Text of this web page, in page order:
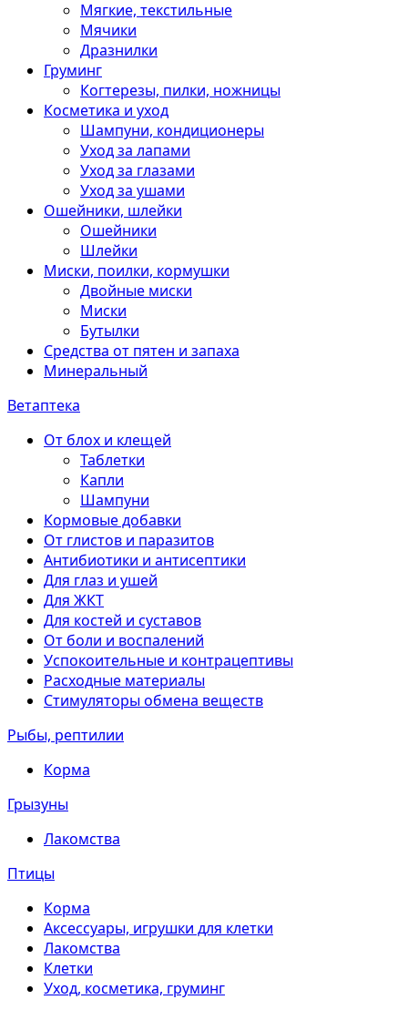
Мягкие, текстильные
Мячики
Дразнилки
Груминг
Когтерезы, пилки, ножницы
Косметика и уход
Шампуни, кондиционеры
Уход за лапами
Уход за глазами
Уход за ушами
Ошейники, шлейки
Ошейники
Шлейки
Миски, поилки, кормушки
Двойные миски
Миски
Бутылки
Средства от пятен и запаха
Минеральный
Ветаптека
От блох и клещей
Таблетки
Капли
Шампуни
Кормовые добавки
От глистов и паразитов
Антибиотики и антисептики
Для глаз и ушей
Для ЖКТ
Для костей и суставов
От боли и воспалений
Успокоительные и контрацептивы
Расходные материалы
Стимуляторы обмена веществ
Рыбы, рептилии
Корма
Грызуны
Лакомства
Птицы
Корма
Аксессуары, игрушки для клетки
Лакомства
Клетки
Уход, косметика, груминг